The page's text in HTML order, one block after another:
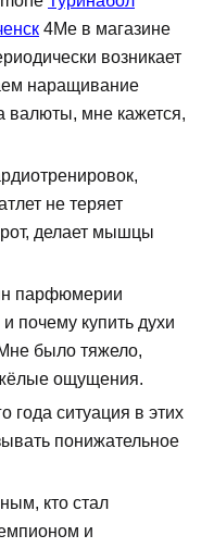
4Me в магазине
возникает
наращивание
валюты, мне кажется,
не теряет
делает мышцы
парфюмерии
почему купить духи
было тяжело,
ощущения.
года ситуация в этих
понижательное
кто стал
и